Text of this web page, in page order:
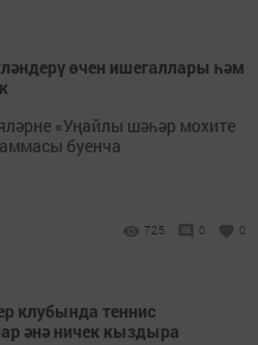
өчен ишегаллары һәм
«Уңайлы шәһәр мохите
буенча
725 0 0
клубында теннис
әнә ничек кыздыра